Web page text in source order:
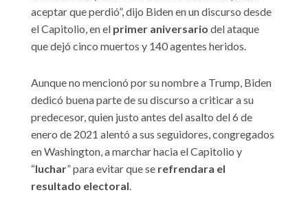
aceptar que perdió”, dijo Biden en un discurso desde
el Capitolio, en el primer aniversario del ataque
que dejó cinco muertos y 140 agentes heridos.
Aunque no mencionó por su nombre a Trump, Biden
dedicó buena parte de su discurso a criticar a su
predecesor, quien justo antes del asalto del 6 de
enero de 2021 alentó a sus seguidores, congregados
en Washington, a marchar hacia el Capitolio y
“luchar” para evitar que se refrendara el
resultado electoral.